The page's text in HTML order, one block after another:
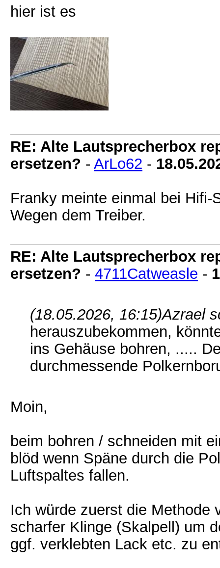
hier ist es
RE: Alte Lautsprecherbox
ersetzen? - ArLo62 -
Franky meinte einmal bei Hifi-
Wegen dem Treiber.
RE: Alte Lautsprecherbox
ersetzen? - 4711Catweasle -
(18.05.2026, 16:15)Azrael
herauszubekommen,
ins Gehäuse bohren, .....
durchmessende
Moin,
beim bohren / schneiden mit
blöd wenn Späne durch die
Luftspaltes fallen.
Ich würde zuerst die Methode
scharfer Klinge (Skalpell) um
ggf. verklebten Lack etc. zu